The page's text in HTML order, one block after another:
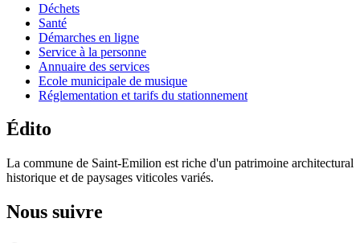
Déchets
Santé
Démarches en ligne
Service à la personne
Annuaire des services
Ecole municipale de musique
Réglementation et tarifs du stationnement
Édito
La commune de Saint-Emilion est riche d'un patrimoine architectural
historique et de paysages viticoles variés.
Nous suivre